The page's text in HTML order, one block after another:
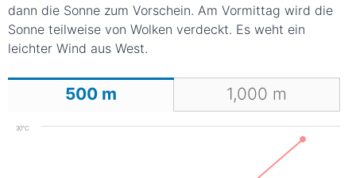
dann die Sonne zum Vorschein. Am Vormittag wird die
Sonne teilweise von Wolken verdeckt. Es weht ein
leichter Wind aus West.
500 m 1,000 m
30°C